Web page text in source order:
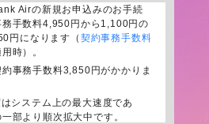
Airの新規お申込みのお手続
務手数料4,950円から1,100円の
円になります（ 契約事務手数料
時）。
事務手数料3,850円がかかりま
システム上の最大速度であ
部より順次拡大中です。